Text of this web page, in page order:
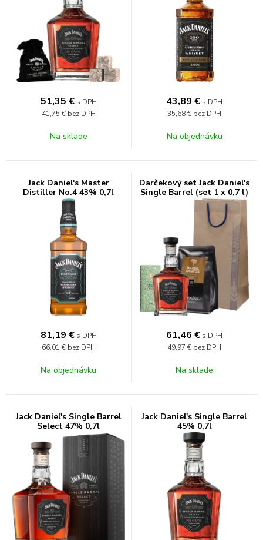
51,35 € s DPH
41,75 € bez DPH
Na sklade
43,89 € s DPH
35,68 € bez DPH
Na objednávku
Jack Daniel's Master
Distiller No.4 43% 0,7l
81,19 € s DPH
66,01 € bez DPH
Na objednávku
Darčekový set Jack Daniel's
Single Barrel (set 1 x 0,7 l)
61,46 € s DPH
49,97 € bez DPH
Na sklade
Jack Daniel's Single Barrel
Select 47% 0,7l
Jack Daniel's Single Barrel
45% 0,7l